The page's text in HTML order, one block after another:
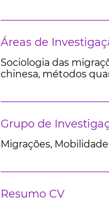
Áreas de
Sociologia das
chinesa, métodos
Grupo de
Migrações,
Resumo CV